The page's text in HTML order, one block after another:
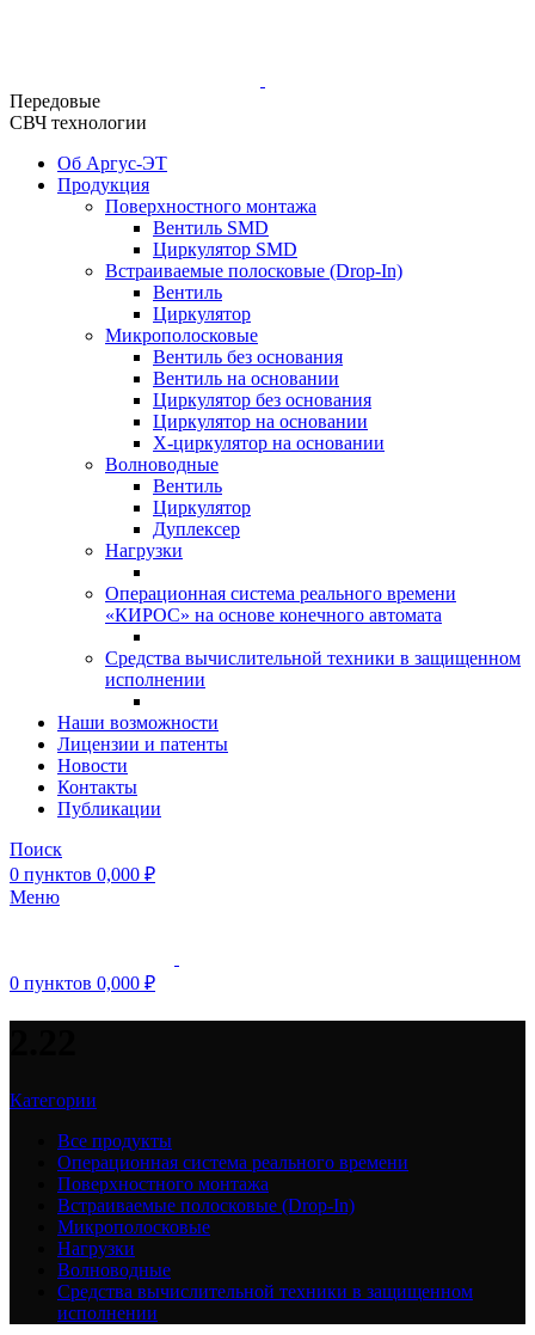
Передовые
СВЧ технологии
Об Аргус-ЭТ
Продукция
Поверхностного монтажа
Вентиль SMD
Циркулятор SMD
Встраиваемые полосковые (Drop-In)
Вентиль
Циркулятор
Микрополосковые
Вентиль без основания
Вентиль на основании
Циркулятор без основания
Циркулятор на основании
Х-циркулятор на основании
Волноводные
Вентиль
Циркулятор
Дуплексер
Нагрузки
Операционная система реального времени
«КИРОС» на основе конечного автомата
Средства вычислительной техники в защищенном
исполнении
Наши возможности
Лицензии и патенты
Новости
Контакты
Публикации
Поиск
0 пунктов 0,000 ₽
Меню
0 пунктов 0,000 ₽
Категории
Все продукты
Операционная система реального времени
Поверхностного монтажа
Встраиваемые полосковые (Drop-In)
Микрополосковые
Нагрузки
Волноводные
Средства вычислительной техники в защищенном
исполнении